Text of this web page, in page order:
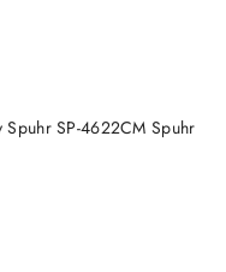
SP-4622CM Spuhr
KOSZYKA